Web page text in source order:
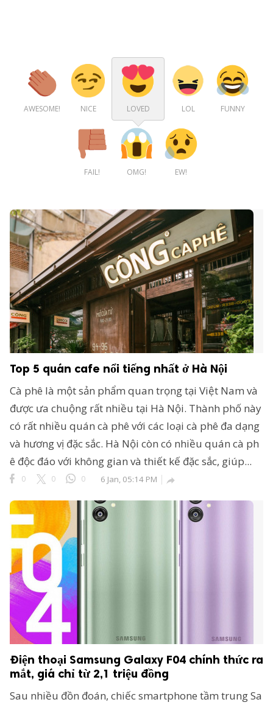
Nghệ 24h
AWESOME! NICE LOVED LOL FUNNY
FAIL! OMG! EW!
Top 5 quán cafe nổi tiếng nhất ở Hà Nội
Cà phê là một sản phẩm quan trọng tại Việt Nam và
được ưa chuộng rất nhiều tại Hà Nội. Thành phố này
có rất nhiều quán cà phê với các loại cà phê đa dạng
và hương vị đặc sắc. Hà Nội còn có nhiều quán cà ph
ê độc đáo với không gian và thiết kế đặc sắc, giúp...
0 0 0 6 Jan, 05:14 PM 
Điện thoại Samsung Galaxy F04 chính thức ra
mắt, giá chỉ từ 2,1 triệu đồng
Sau nhiều đồn đoán, chiếc smartphone tầm trung Sa